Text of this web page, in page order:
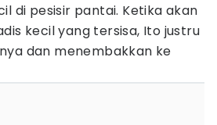
di pesisir pantai. Ketika akan
kecil yang tersisa, Ito justru
dan menembakkan ke